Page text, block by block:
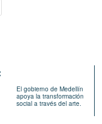
El gobierno de Medellín
apoya la transformación
social a través del arte.